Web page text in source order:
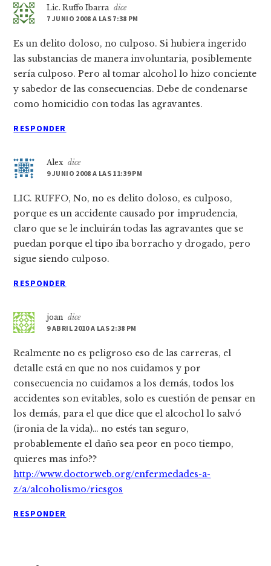
Lic. Ruffo Ibarra dice
7 JUNIO 2008 A LAS 7:38 PM
Es un delito doloso, no culposo. Si hubiera ingerido
las substancias de manera involuntaria, posiblemente
serí­a culposo. Pero al tomar alcohol lo hizo conciente
y sabedor de las consecuencias. Debe de condenarse
como homicidio con todas las agravantes.
RESPONDER
Alex dice
9 JUNIO 2008 A LAS 11:39 PM
LIC. RUFFO, No, no es delito doloso, es culposo,
porque es un accidente causado por imprudencia,
claro que se le incluirán todas las agravantes que se
puedan porque el tipo iba borracho y drogado, pero
sigue siendo culposo.
RESPONDER
joan dice
9 ABRIL 2010 A LAS 2:38 PM
Realmente no es peligroso eso de las carreras, el
detalle está en que no nos cuidamos y por
consecuencia no cuidamos a los demás, todos los
accidentes son evitables, solo es cuestión de pensar en
los demás, para el que dice que el alcochol lo salvó
(ironia de la vida)… no estés tan seguro,
probablemente el daño sea peor en poco tiempo,
quieres mas info??
http://www.doctorweb.org/enfermedades-a-
z/a/alcoholismo/riesgos
RESPONDER